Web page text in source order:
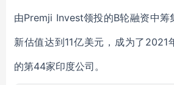
由Premji Invest领投的B轮融资中筹
新估值达到11亿美元，成为了2021
的第44家印度公司。